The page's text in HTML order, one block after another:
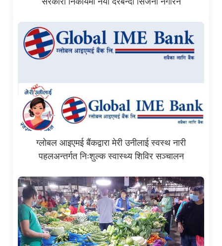
ग्लोबल आइएमई बैंकद्वारा मेरी उनीलाई स्वस्थ नारी
पहलअन्तर्गत निःशुल्क स्वास्थ्य शिविर सञ्चालन